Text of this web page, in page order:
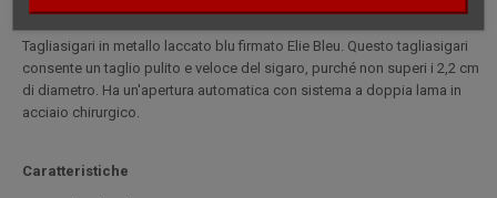
Tagliasigari in metallo laccato blu firmato Elie Bleu. Questo tagliasigari
consente un taglio pulito e veloce del sigaro, purché non superi i 2,2 cm
di diametro. Ha un'apertura automatica con sistema a doppia lama in
acciaio chirurgico.
Caratteristiche